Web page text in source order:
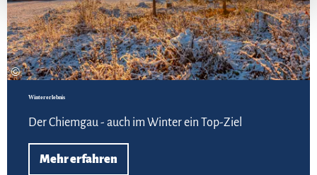
©
Wintererlebnis
Der Chiemgau - auch im Winter ein Top-Ziel
Mehr erfahren